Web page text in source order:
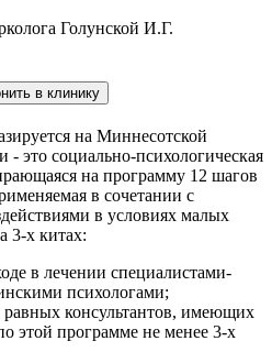
Голунской И.Г.
в клинику
на Миннесотской
- это социально-психологическая
на программу 12 шагов
в сочетании с
в условиях малых
3-х китах:
в лечении специалистами-
психологами;
равных консультантов, имеющих
этой программе не менее 3-х